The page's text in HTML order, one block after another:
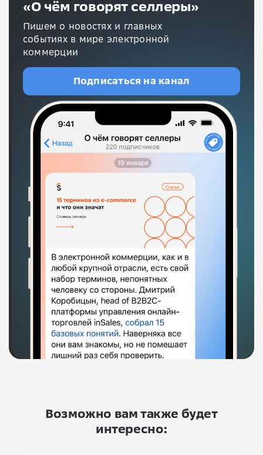
«О чём говорят селлеры»
Пишем о новостях и главных
событиях в мире электронной
коммерции
Подписаться на канал
Возможно вам также будет
интересно: